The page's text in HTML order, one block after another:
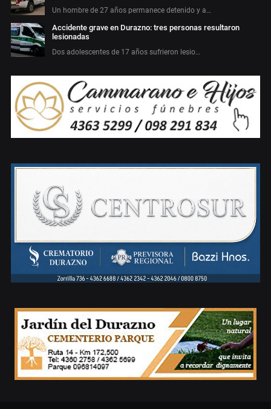
Un hombre de 27 años permanece detenido y a…
Accidente grave en Durazno: tres personas resultaron
lesionadas
Dos adolescentes de 17 años sufrieron lesio…